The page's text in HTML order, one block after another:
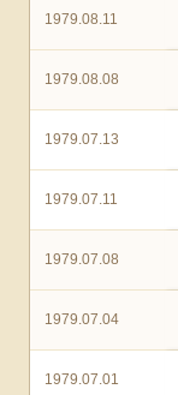
1979.08.11
1979.08.08
1979.07.13
1979.07.11
1979.07.08
1979.07.04
1979.07.01